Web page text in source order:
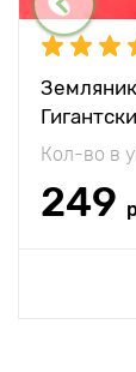
Кол-во в
249